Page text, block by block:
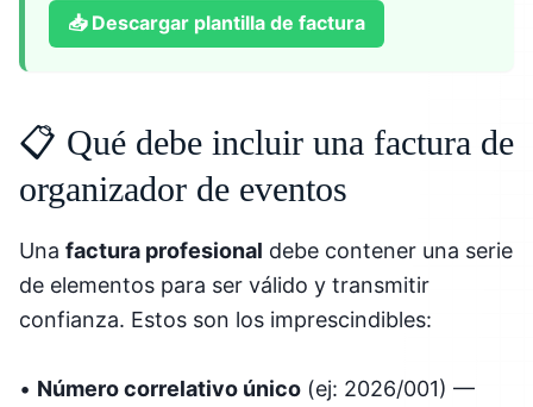
📥 Descargar plantilla de factura
📋 Qué debe incluir una factura de
organizador de eventos
Una factura profesional debe contener una serie
de elementos para ser válido y transmitir
confianza. Estos son los imprescindibles:
• Número correlativo único (ej: 2026/001) —